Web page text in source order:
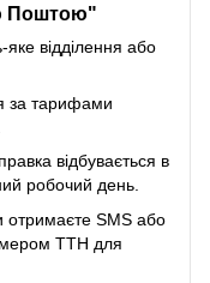
Поштою"
відділення або
за тарифами
відбувається в
робочий день.
отримаєте SMS або
ТТН для